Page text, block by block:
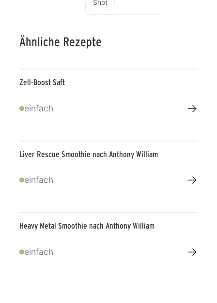
Shot
Ähnliche Rezepte
Zell-Boost Saft
einfach →
Liver Rescue Smoothie nach Anthony William
einfach →
Heavy Metal Smoothie nach Anthony William
einfach →